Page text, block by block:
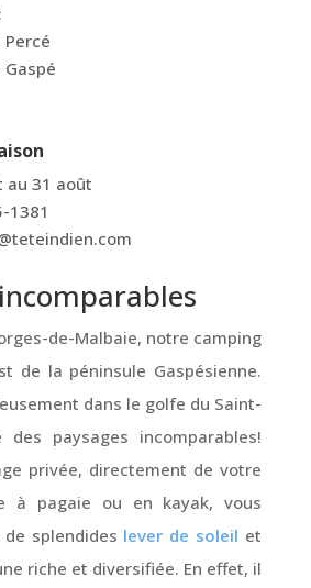
Percé
au 31 août
1381
de-Malbaie, notre camping
de la péninsule Gaspésienne.
dans le golfe du Saint-
paysages incomparables!
privée, directement de votre
à pagaie ou en kayak, vous
splendides lever de soleil et
riche et diversifiée. En effet, il